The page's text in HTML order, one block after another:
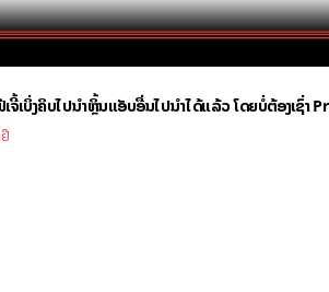
ຈີ້ເບິ່ງຄິບໄປນຳຫຼິ້ນແອັບອື່ນໄປນຳໄດ້ແລ້ວ ໂດຍບໍ່ຕ້ອງເຊົ່າ